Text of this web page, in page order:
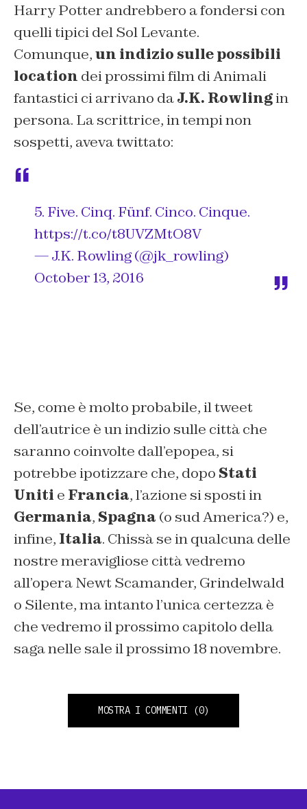
Harry Potter andrebbero a fondersi con
quelli tipici del Sol Levante.
Comunque,un indizio sulle possibili
location dei prossimi film di Animali
fantastici ci arrivano daJ.K. Rowlingin
persona. La scrittrice, in tempi non
sospetti, aveva twittato:
5. Five. Cinq. Fünf. Cinco. Cinque.
https://t.co/t8UVZMtO8V
— J.K. Rowling (@jk_rowling)
October 13, 2016
Se, come è molto probabile, il tweet
dell’autrice è un indizio sulle città che
saranno coinvolte dall’epopea, si
potrebbe ipotizzare che, dopo Stati
Uniti e Francia, l’azione si sposti in
Germania, Spagna (o sud America?) e,
infine, Italia. Chissà se in qualcuna delle
nostre meravigliose città vedremo
all’opera Newt Scamander, Grindelwald
o Silente, ma intanto l’unica certezza è
che vedremo il prossimo capitolo della
saga nelle sale il prossimo 18 novembre.
MOSTRA I COMMENTI (0)